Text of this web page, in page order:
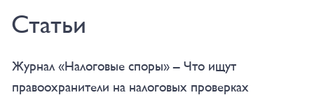
Статьи
Журнал «Налоговые споры» – Что ищут
правоохранители на налоговых проверках